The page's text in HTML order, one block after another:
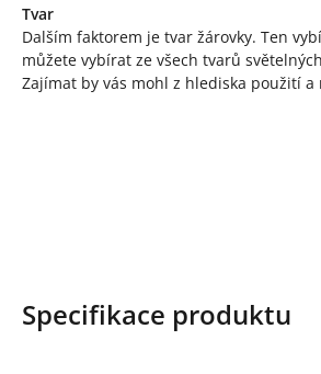
Tvar
Dalším faktorem je tvar žárovky. Ten
můžete vybírat ze všech tvarů
Zajímat by vás mohl z hlediska použití a
Specifikace produktu